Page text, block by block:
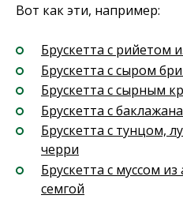
Вот как эти, например:
Брускетта с рийетом
Брускетта с сыром
Брускетта с сырным
Брускетта с
Брускетта с тунцом,
черри
Брускетта с муссом
семгой